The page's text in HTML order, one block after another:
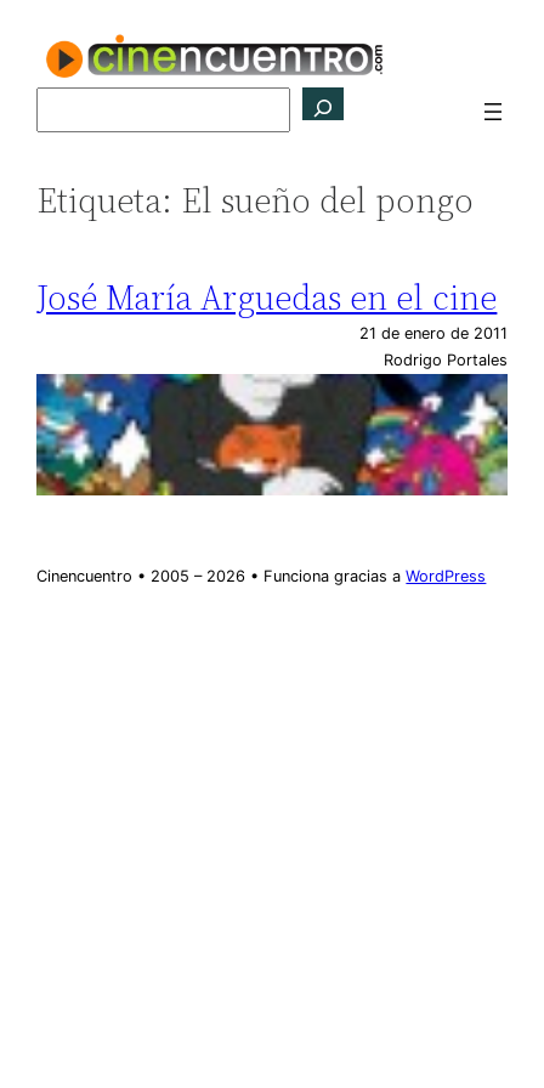
contenido
Etiqueta: El sueño del pongo
José María Arguedas en el cine
21 de enero de 2011
Rodrigo Portales
Cinencuentro • 2005 – 2026 • Funciona gracias aWordPress